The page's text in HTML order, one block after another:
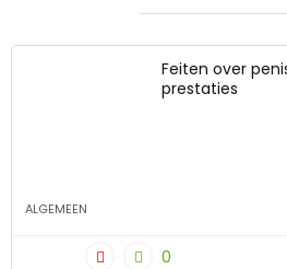
Feiten over
prestaties
ALGEMEEN
0